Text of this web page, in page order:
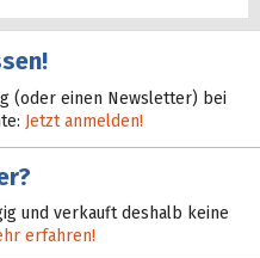
(oder einen Newsletter) bei
Jetzt anmelden!
und verkauft deshalb keine
erfahren!